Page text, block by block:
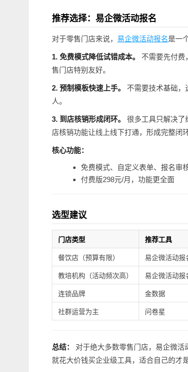
推荐选择：易企微活动报名
对于零售门店来说， 易企微活动报名是一
1. 免费模式降低试错成本。
不需要先付费
售门店特别友好。
2. 预制模板快速上手。
不需要技术基础
人。
3. 到店核销形成闭环。
很多工具只解决了
店核销功能让线上线下打通，形成完整闭环
核心功能：
免费模式、自定义表单、报名审
付费版298元/月，功能更全面
选型建议
门店类型 推荐工具
餐饮店（预算有限） 易企微活动报
教培机构（活动频次高） 易企微活动报
连锁品牌 金数据
社群运营为主 问卷星
总结：
对于绝大多数零售门店，易企微
就花大价钱买企业级工具，适合自己的才